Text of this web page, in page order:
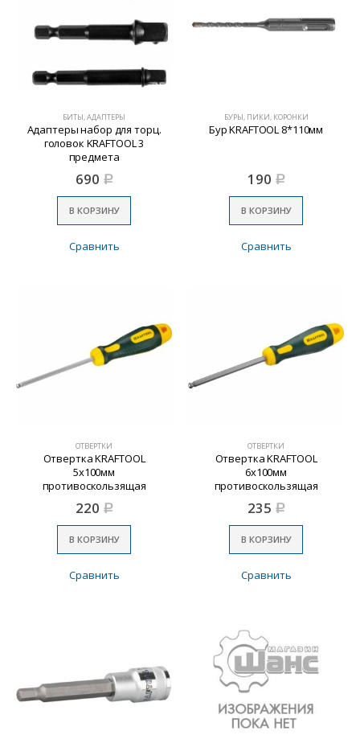
БИТЫ, АДАПТЕРЫ
Адаптеры набор для торц.
головок KRAFTOOL 3
предмета
690 Р
В КОРЗИНУ
Сравнить
БУРЫ, ПИКИ, КОРОНКИ
Бур KRAFTOOL 8*110мм
190 Р
В КОРЗИНУ
Сравнить
ОТВЕРТКИ
Отвертка KRAFTOOL
5х100мм
противоскользящая
рукоятка
220 Р
В КОРЗИНУ
Сравнить
ОТВЕРТКИ
Отвертка KRAFTOOL
6х100мм
противоскользящая
рукоятка
235 Р
В КОРЗИНУ
Сравнить